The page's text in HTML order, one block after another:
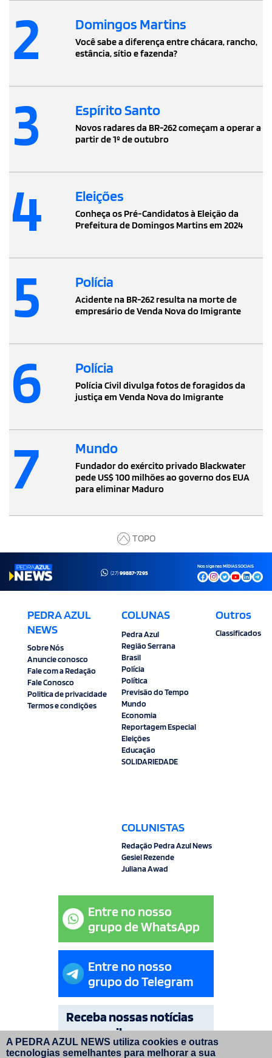
2 Domingos Martins
Você sabe a diferença entre chácara, rancho,
estância, sítio e fazenda?
3 Espírito Santo
Novos radares da BR-262 começam a operar a
partir de 1º de outubro
4 Eleições
Conheça os Pré-Candidatos à Eleição da
Prefeitura de Domingos Martins em 2024
5 Polícia
Acidente na BR-262 resulta na morte de
empresário de Venda Nova do Imigrante
6 Polícia
Polícia Civil divulga fotos de foragidos da
justiça em Venda Nova do Imigrante
7 Mundo
Fundador do exército privado Blackwater
pede US$ 100 milhões ao governo dos EUA
para eliminar Maduro
TOPO
(27)99887-7295
Nos siga nas MÍDIAS SOCIAIS
PEDRA AZUL
NEWS
Sobre Nós
Anuncie conosco
Fale com a Redação
Fale Conosco
Politica de privacidade
Termos e condições
COLUNAS
Pedra Azul
Região Serrana
Brasil
Polícia
Política
Previsão do Tempo
Mundo
Economia
Reportagem Especial
Eleições
Educação
SOLIDARIEDADE
COLUNISTAS
Redação Pedra Azul News
Gesiel Rezende
Juliana Awad
Outros
Classificados
Entre no nosso
grupo de WhatsApp
Entre no nosso
grupo do Telegram
Receba nossas notícias
por e-mail
OK
A PEDRA AZUL NEWS utiliza cookies e outras
tecnologias semelhantes para melhorar a sua